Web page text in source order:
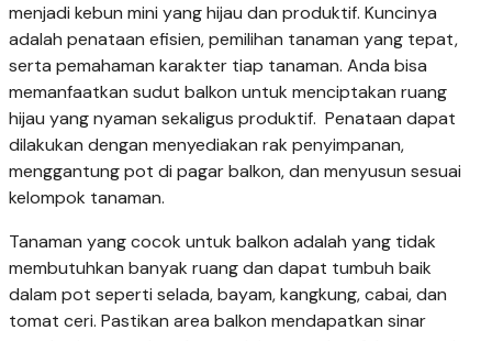
menjadi kebun mini yang hijau dan produktif. Kuncinya
adalah penataan efisien, pemilihan tanaman yang tepat,
serta pemahaman karakter tiap tanaman. Anda bisa
memanfaatkan sudut balkon untuk menciptakan ruang
hijau yang nyaman sekaligus produktif. Penataan dapat
dilakukan dengan menyediakan rak penyimpanan,
menggantung pot di pagar balkon, dan menyusun sesuai
kelompok tanaman.
Tanaman yang cocok untuk balkon adalah yang tidak
membutuhkan banyak ruang dan dapat tumbuh baik
dalam pot seperti selada, bayam, kangkung, cabai, dan
tomat ceri. Pastikan area balkon mendapatkan sinar